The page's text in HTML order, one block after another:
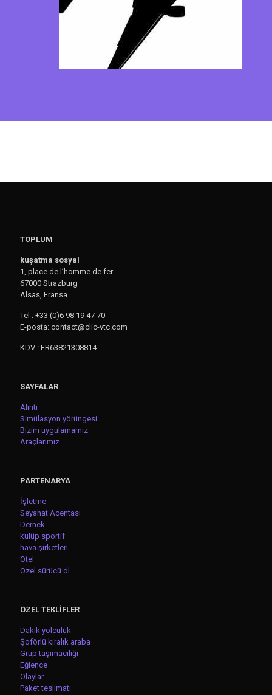
TOPLUM
kuşatma sosyal
1, place de l’homme de fer
67000 Strazburg
Alsas, Fransa
Tel : +33 (0)6 98 19 47 70
E-posta: contact@clic-vtc.com
KDV : FR63821308814
SAYFALAR
Alıntı
Simülasyon yörüngesi
Bizim uygulamamız
Araçlarımız
PARTENARYA
İşletme
Seyahat Acentası
Dernek
kulüp sportif
hava şirketleri
Otel
Özel sürücü ol
ÖZEL TEKLİFLER
Dakik yolculuk
Şoförlü kiralık araba
Grup taşımacılığı
Eğlence
Olaylar
Paket teslimatı